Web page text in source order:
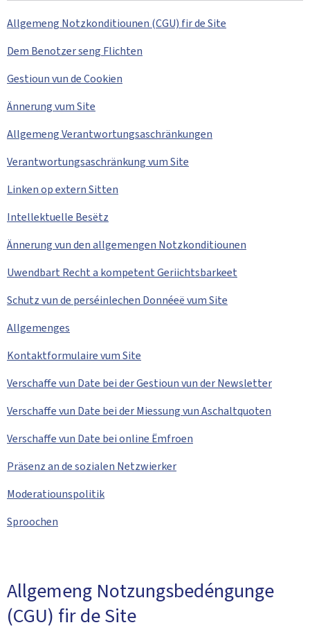
Allgemeng Notzkonditiounen (CGU) fir de Site
Dem Benotzer seng Flichten
Gestioun vun de Cookien
Ännerung vum Site
Allgemeng Verantwortungsaschränkungen
Verantwortungsaschränkung vum Site
Linken op extern Sitten
Intellektuelle Besëtz
Ännerung vun den allgemengen Notzkonditiounen
Uwendbart Recht a kompetent Geriichtsbarkeet
Schutz vun de perséinlechen Donnéeë vum Site
Allgemenges
Kontaktformulaire vum Site
Verschaffe vun Date bei der Gestioun vun derNewsletter
Verschaffe vun Date bei der Miessung vun Aschaltquoten
Verschaffe vun Date bei online Ëmfroen
Präsenz an de sozialen Netzwierker
Moderatiounspolitik
Sproochen
Allgemeng Notzungsbedéngunge
(CGU) fir de Site